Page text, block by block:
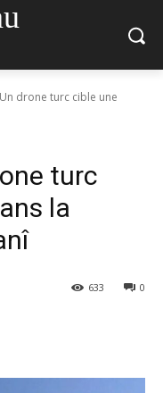
Un drone turc cible une
turc
la
0
633